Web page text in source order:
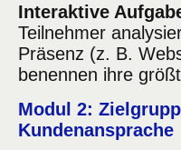
Interaktive
Teilnehmer
Präsenz (z. B.
benennen ihre
Modul 2:
Kundenansprache